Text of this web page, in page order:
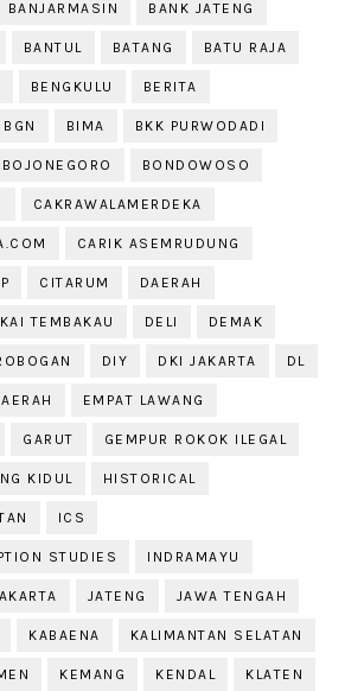
BANJARMASIN BANK JATENG
BANTUL BATANG BATU RAJA
BENGKULU BERITA
BGN BIMA BKK PURWODADI
BOJONEGORO BONDOWOSO
CAKRAWALAMERDEKA
CARIK ASEMRUDUNG
CITARUM DAERAH
TEMBAKAU DELI DEMAK
DIY DKI JAKARTA DL
EMPAT LAWANG
GARUT GEMPUR ROKOK ILEGAL
KIDUL HISTORICAL
ICS
STUDIES INDRAMAYU
JATENG JAWA TENGAH
KABAENA KALIMANTAN SELATAN
KEMANG KENDAL KLATEN